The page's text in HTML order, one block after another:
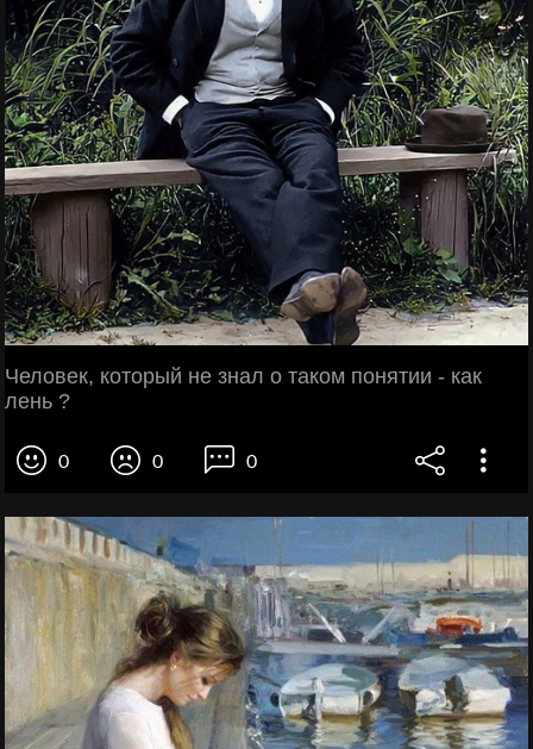
Человек, который не знал о таком понятии - как
лень ?
0 0 0